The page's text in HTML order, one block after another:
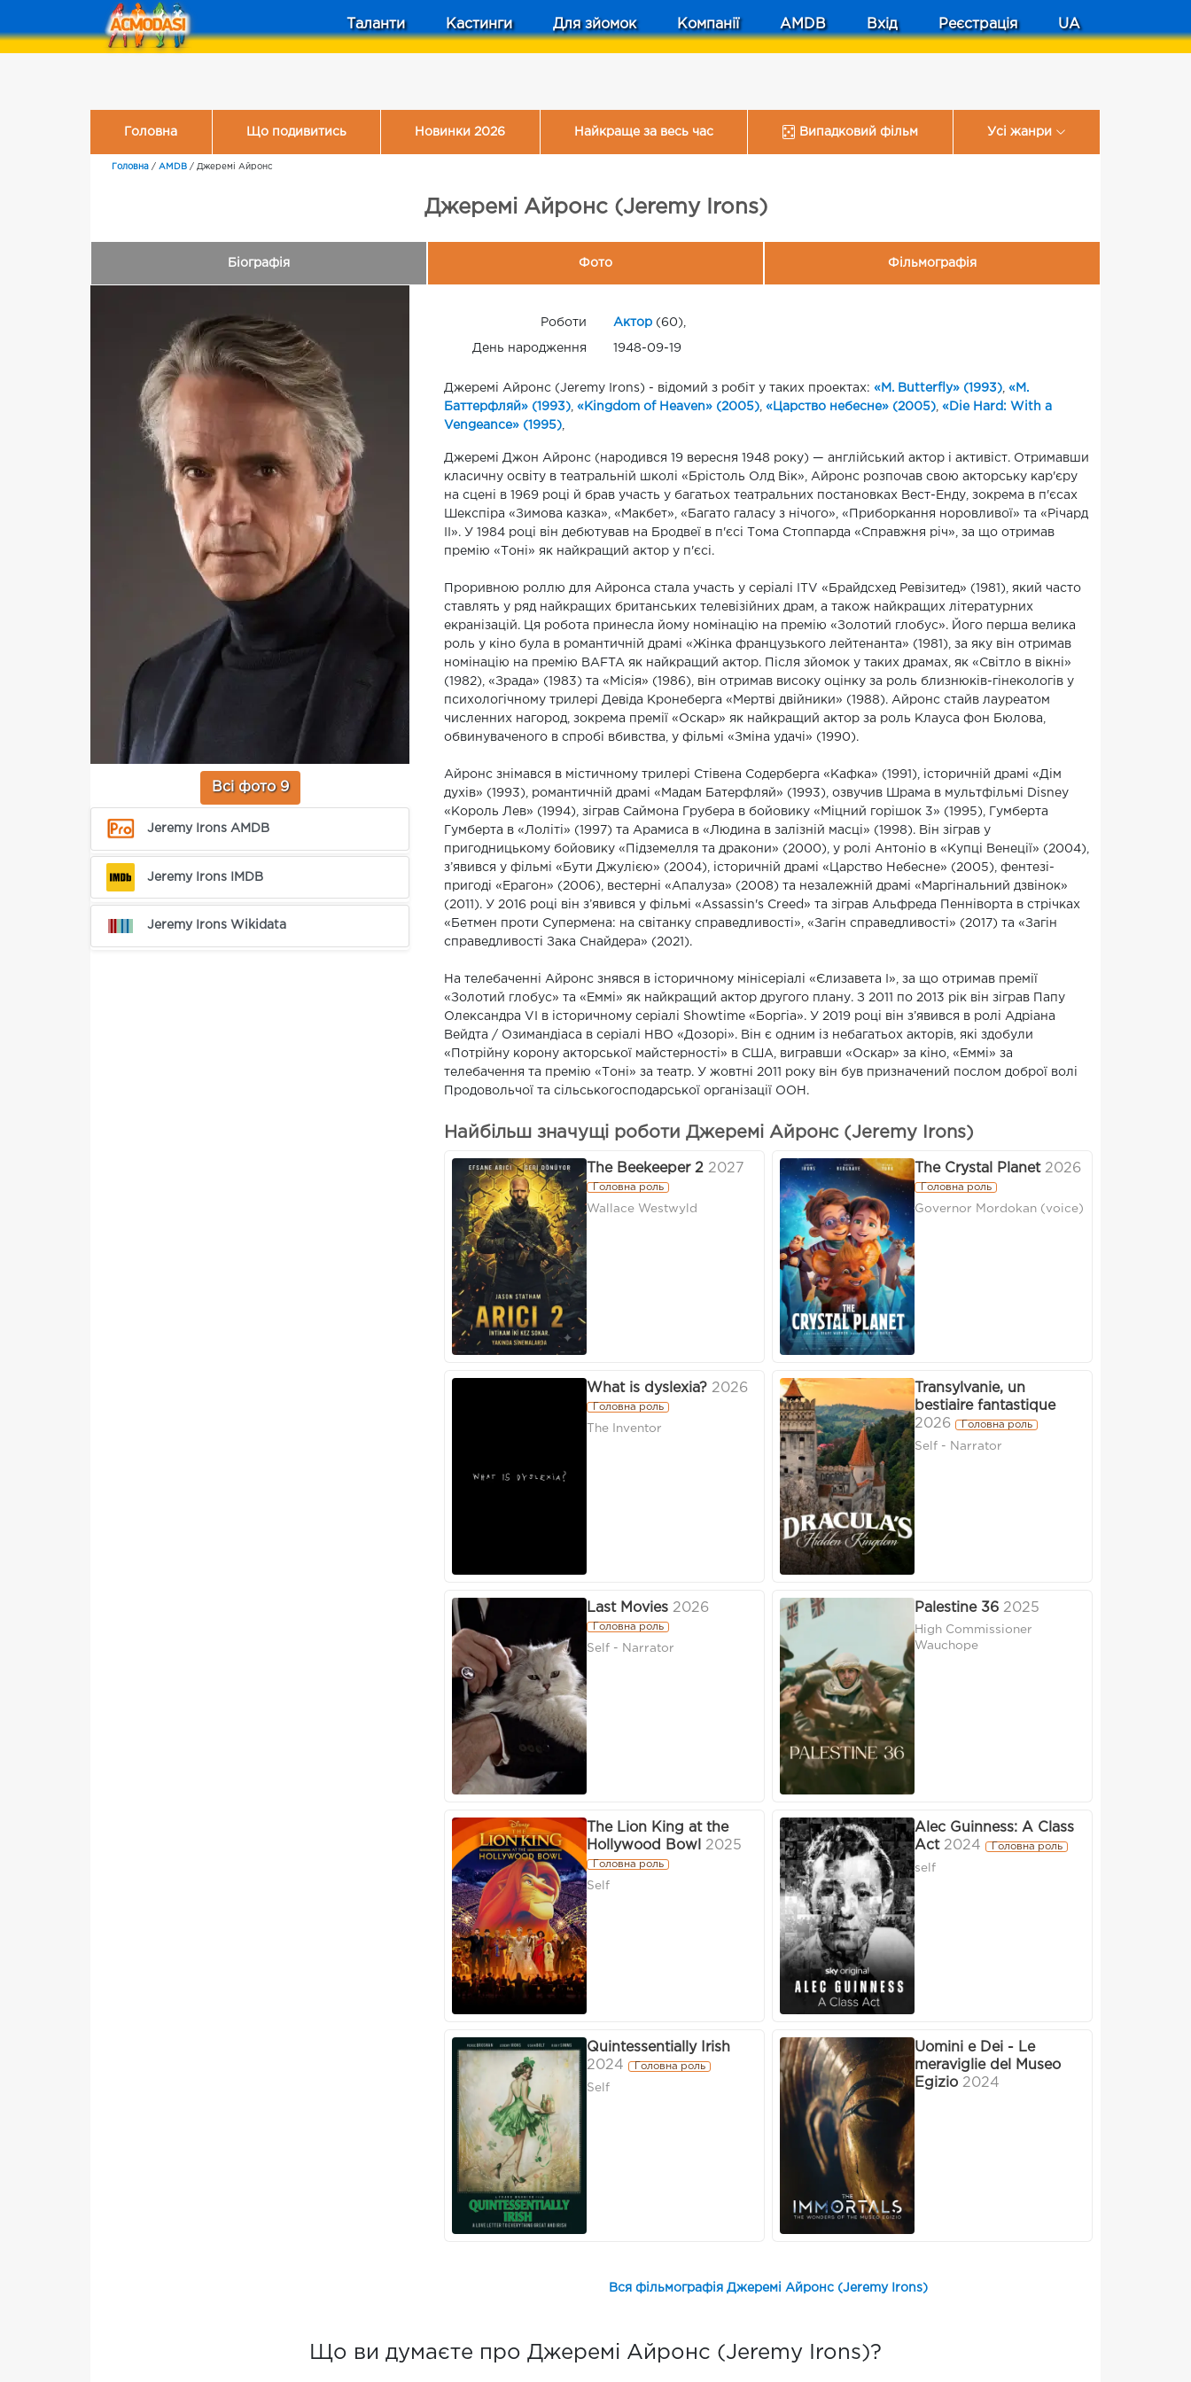
Таланти Кастинги Для зйомок Компанії AMDB Вхід Реєстрація UA
Головна Що подивитись Новинки 2026 Найкраще за весь час Випадковий фільм Усі жанри
Головна / AMDB / Джеремі Айронс
Джеремі Айронс (Jeremy Irons)
Біографія Фото Фільмографія
Всі фото 9
Jeremy Irons AMDB
Jeremy Irons IMDB
Jeremy Irons Wikidata
Роботи Актор(60),
День народження 1948-09-19
Джеремі Айронс (Jeremy Irons) - відомий з робіт у таких проектах: «M. Butterfly» (1993) «М.
Баттерфляй» (1993) «Kingdom of Heaven» (2005) «Царство небесне» (2005) «Die Hard: With a
Vengeance» (1995)
Джеремі Джон Айронс (народився 19 вересня 1948 року) — англійський актор і активіст. Отримавши
класичну освіту в театральній школі «Брістоль Олд Вік», Айронс розпочав свою акторську кар'єру
на сцені в 1969 році й брав участь у багатьох театральних постановках Вест-Енду, зокрема в п'єсах
Шекспіра «Зимова казка», «Макбет», «Багато галасу з нічого», «Приборкання норовливої» та «Річард
II». У 1984 році він дебютував на Бродвеї в п'єсі Тома Стоппарда «Справжня річ», за що отримав
премію «Тоні» як найкращий актор у п'єсі.
Проривною роллю для Айронса стала участь у серіалі ITV «Брайдсхед Ревізитед» (1981), який часто
ставлять у ряд найкращих британських телевізійних драм, а також найкращих літературних
екранізацій. Ця робота принесла йому номінацію на премію «Золотий глобус». Його перша велика
роль у кіно була в романтичній драмі «Жінка французького лейтенанта» (1981), за яку він отримав
номінацію на премію BAFTA як найкращий актор. Після зйомок у таких драмах, як «Світло в вікні»
(1982), «Зрада» (1983) та «Місія» (1986), він отримав високу оцінку за роль близнюків-гінекологів у
психологічному трилері Девіда Кронеберга «Мертві двійники» (1988). Айронс стайв лауреатом
численних нагород, зокрема премії «Оскар» як найкращий актор за роль Клауса фон Бюлова,
обвинуваченого в спробі вбивства, у фільмі «Зміна удачі» (1990).
Айронс знімався в містичному трилері Стівена Содерберга «Кафка» (1991), історичній драмі «Дім
духів» (1993), романтичній драмі «Мадам Батерфляй» (1993), озвучив Шрама в мультфільмі Disney
«Король Лев» (1994), зіграв Саймона Грубера в бойовику «Міцний горішок 3» (1995), Гумберта
Гумберта в «Лоліті» (1997) та Арамиса в «Людина в залізній масці» (1998). Він зіграв у
пригодницькому бойовику «Підземелля та дракони» (2000), у ролі Антоніо в «Купці Венеції» (2004),
з’явився у фільмі «Бути Джулією» (2004), історичній драмі «Царство Небесне» (2005), фентезі-
пригоді «Ерагон» (2006), вестерні «Апалуза» (2008) та незалежній драмі «Маргінальний дзвінок»
(2011). У 2016 році він з’явився у фільмі «Assassin's Creed» та зіграв Альфреда Пенніворта в стрічках
«Бетмен проти Супермена: на світанку справедливості», «Загін справедливості» (2017) та «Загін
справедливості Зака Снайдера» (2021).
На телебаченні Айронс знявся в історичному мінісеріалі «Єлизавета I», за що отримав премії
«Золотий глобус» та «Еммі» як найкращий актор другого плану. З 2011 по 2013 рік він зіграв Папу
Олександра VI в історичному серіалі Showtime «Боргіа». У 2019 році він з’явився в ролі Адріана
Вейдта / Озимандіаса в серіалі HBO «Дозорі». Він є одним із небагатьох акторів, які здобули
«Потрійну корону акторської майстерності» в США, вигравши «Оскар» за кіно, «Еммі» за
телебачення та премію «Тоні» за театр. У жовтні 2011 року він був призначений послом доброї волі
Продовольчої та сільськогосподарської організації ООН.
Найбільш значущі роботи Джеремі Айронс (Jeremy Irons)
The Beekeeper 2 2027
Головна роль
Wallace Westwyld
The Crystal Planet 2026
Головна роль
Governor Mordokan (voice)
What is dyslexia? 2026
Головна роль
The Inventor
Transylvanie, un
bestiaire fantastique
2026
Головна роль
Self - Narrator
Last Movies 2026
Головна роль
Self - Narrator
Palestine 36 2025
High Commissioner
Wauchope
The Lion King at the
Hollywood Bowl 2025
Головна роль
Self
Alec Guinness: A Class
Act 2024 Головна роль
self
Quintessentially Irish
2024
Головна роль
Self
Uomini e Dei - Le
meraviglie del Museo
Egizio 2024
Вся фільмографія Джеремі Айронс (Jeremy Irons)
Що ви думаєте про Джеремі Айронс (Jeremy Irons)?